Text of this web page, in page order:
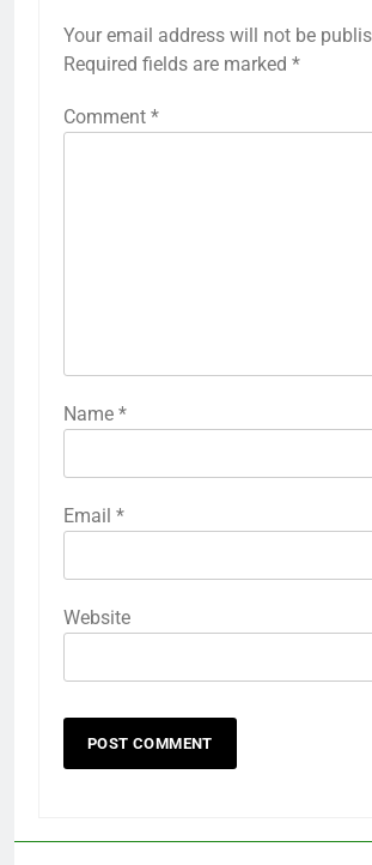
Your email address will not be
Required fields are marked *
Comment *
Name *
Email *
Website